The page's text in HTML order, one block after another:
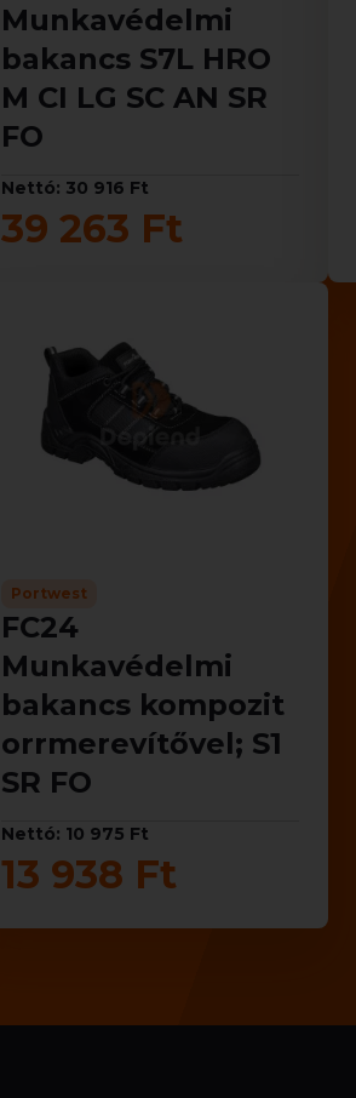
Munkavédelmi
bakancs S7L HRO
M CI LG SC AN SR
FO
Nettó: 30 916 Ft
39 263 Ft
Portwest
FC24
Munkavédelmi
bakancs kompozit
orrmerevítővel; S1
SR FO
Nettó: 10 975 Ft
13 938 Ft